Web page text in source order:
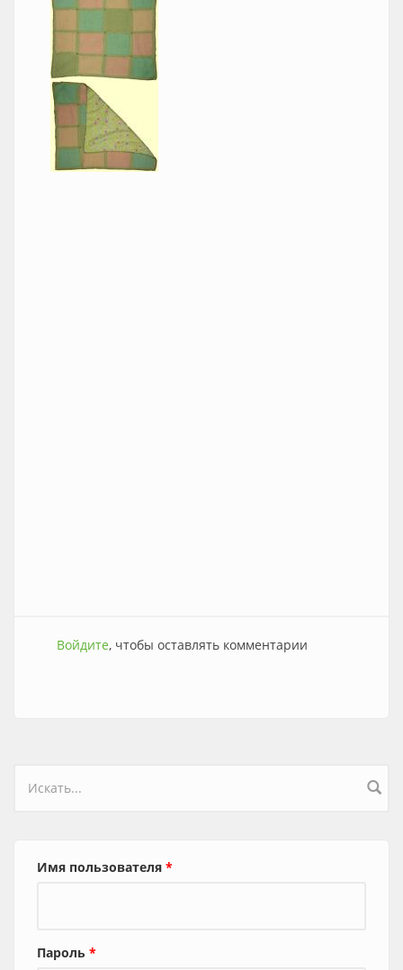
Войдите, чтобы оставлять комментарии
Форма поиска
Имя пользователя *
Пароль *